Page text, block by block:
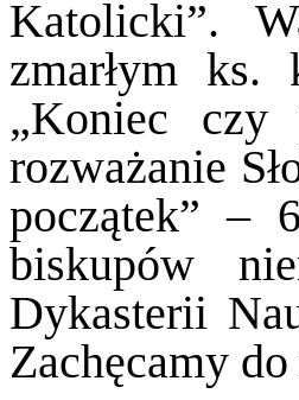
Katolicki”.
zmarłym ks.
„Koniec
rozważanie
początek” –
biskupów
Dykasterii
Zachęcamy